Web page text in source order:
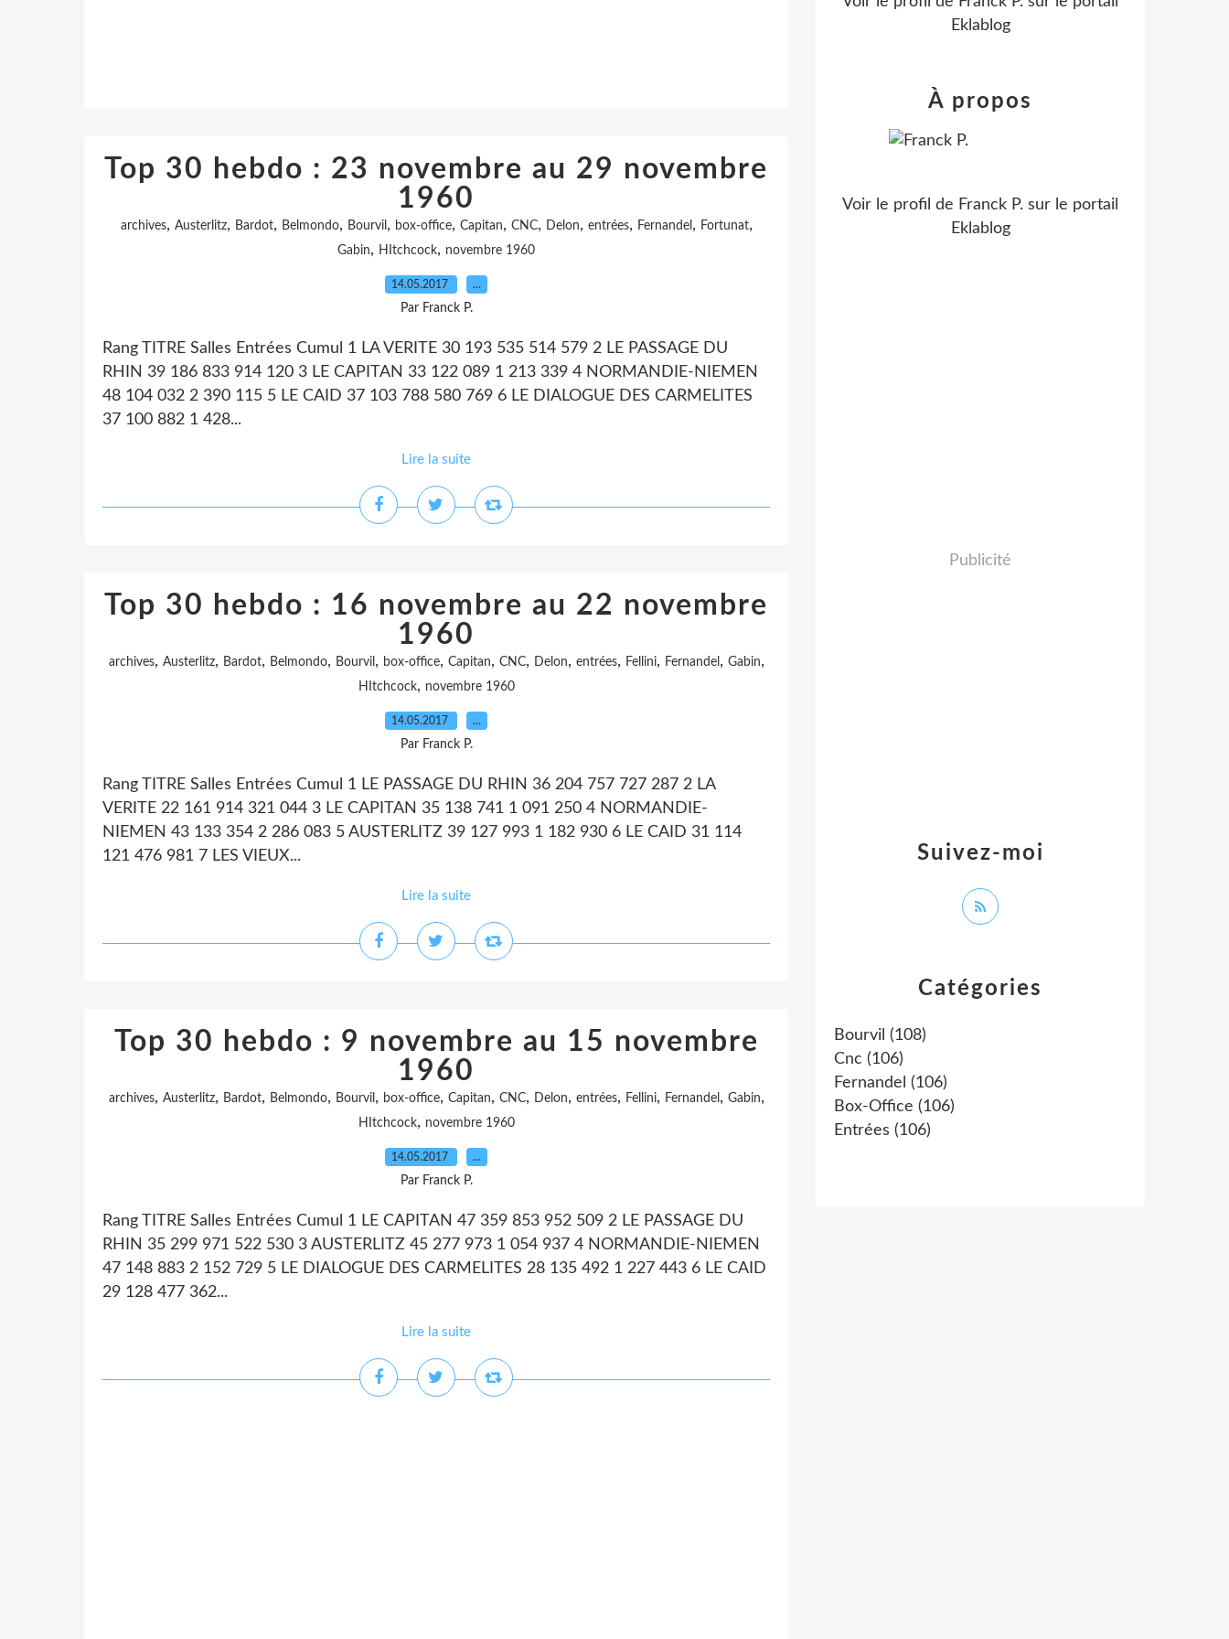
Top 30 hebdo : 23 novembre au 29 novembre
1960
archives, Austerlitz, Bardot, Belmondo, Bourvil, box-office, Capitan, CNC, Delon, entrées, Fernandel, Fortunat,
Gabin, HItchcock, novembre 1960
14.05.2017 …
Par Franck P.
Rang TITRE Salles Entrées Cumul 1 LA VERITE 30 193 535 514 579 2 LE PASSAGE DU
RHIN 39 186 833 914 120 3 LE CAPITAN 33 122 089 1 213 339 4 NORMANDIE-NIEMEN
48 104 032 2 390 115 5 LE CAID 37 103 788 580 769 6 LE DIALOGUE DES CARMELITES
37 100 882 1 428...
Lire la suite
Top 30 hebdo : 16 novembre au 22 novembre
1960
archives, Austerlitz, Bardot, Belmondo, Bourvil, box-office, Capitan, CNC, Delon, entrées, Fellini, Fernandel, Gabin,
HItchcock, novembre 1960
14.05.2017 …
Par Franck P.
Rang TITRE Salles Entrées Cumul 1 LE PASSAGE DU RHIN 36 204 757 727 287 2 LA
VERITE 22 161 914 321 044 3 LE CAPITAN 35 138 741 1 091 250 4 NORMANDIE-
NIEMEN 43 133 354 2 286 083 5 AUSTERLITZ 39 127 993 1 182 930 6 LE CAID 31 114
121 476 981 7 LES VIEUX...
Lire la suite
Top 30 hebdo : 9 novembre au 15 novembre
1960
archives, Austerlitz, Bardot, Belmondo, Bourvil, box-office, Capitan, CNC, Delon, entrées, Fellini, Fernandel, Gabin,
HItchcock, novembre 1960
14.05.2017 …
Par Franck P.
Rang TITRE Salles Entrées Cumul 1 LE CAPITAN 47 359 853 952 509 2 LE PASSAGE DU
RHIN 35 299 971 522 530 3 AUSTERLITZ 45 277 973 1 054 937 4 NORMANDIE-NIEMEN
47 148 883 2 152 729 5 LE DIALOGUE DES CARMELITES 28 135 492 1 227 443 6 LE CAID
29 128 477 362...
Lire la suite
Catégories
Bourvil (108)
Cnc (106)
Fernandel (106)
Box-Office (106)
Entrées (106)
Eklablog
Suivez-moi
À propos
Voir le profil de Franck P. sur le portail
Eklablog
Publicité